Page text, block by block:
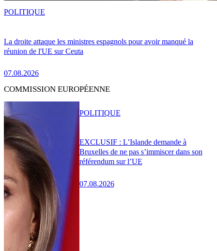
La droite attaque les ministres espagnols pour avoir manqué la
réunion de l'UE sur Ceuta
07.08.2026
POLITIQUE
COMMISSION EUROPÉENNE
EXCLUSIF : L’Islande demande à
Bruxelles de ne pas s’immiscer dans son
référendum sur l’UE
07.08.2026
POLITIQUE